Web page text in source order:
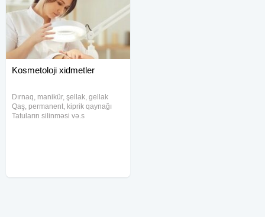
Kosmetoloji xidmetler
Dırnaq, manikür, şellak, gellak
Qaş, permanent, kiprik qaynağı
Tatuların silinməsi və.s